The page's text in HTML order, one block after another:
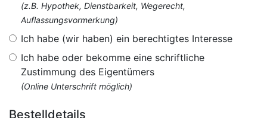
(z.B. Hypothek, Dienstbarkeit, Wegerecht,
Auflassungsvormerkung)
Ich habe (wir haben) ein berechtigtes Interesse
Ich habe oder bekomme eine schriftliche
Zustimmung des Eigentümers
(Online Unterschrift möglich)
Bestelldetails